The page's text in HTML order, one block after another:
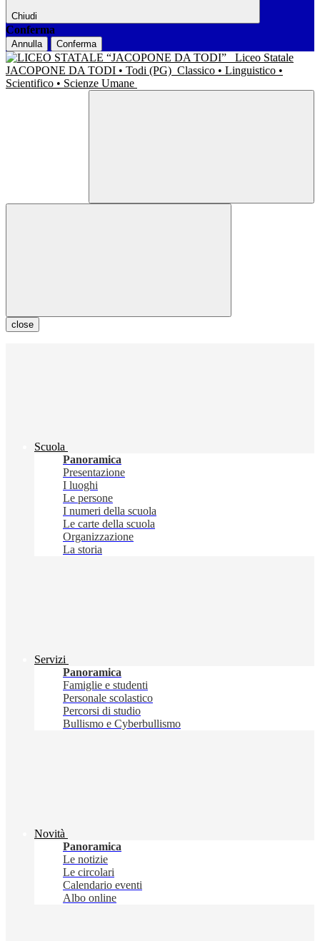
Chiudi
Conferma
Annulla Conferma
Liceo Statale
JACOPONE DA TODI • Todi (PG) Classico • Linguistico •
Scientifico • Scienze Umane
close
Scuola
Panoramica
Presentazione
I luoghi
Le persone
I numeri della scuola
Le carte della scuola
Organizzazione
La storia
Servizi
Panoramica
Famiglie e studenti
Personale scolastico
Percorsi di studio
Bullismo e Cyberbullismo
Novità
Panoramica
Le notizie
Le circolari
Calendario eventi
Albo online